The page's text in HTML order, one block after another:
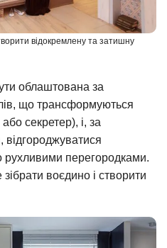
відокремлену та затишну
облаштована за
що трансформуються
секретер), і, за
відгороджуватися
перегородками.
воєдино і створити